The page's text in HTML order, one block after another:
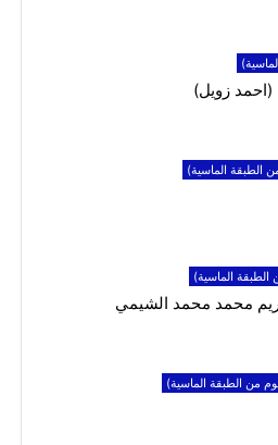
زويل)
الطبقة الماسية)
الطبقة الماسية)
محمد محمد الشيمي
من الطبقة الماسية)